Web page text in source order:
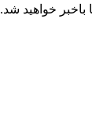
باخبر خواهید شد.